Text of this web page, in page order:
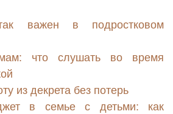
важен в подростковом
что слушать во время
из декрета без потерь
в семье с детьми: как